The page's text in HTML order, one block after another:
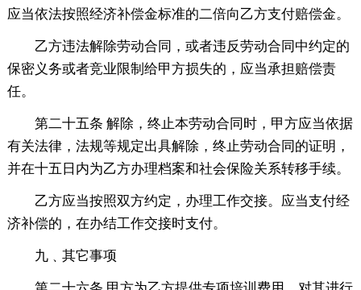
应当依法按照经济补偿金标准的二倍向乙方支付赔偿金。
乙方违法解除劳动合同，或者违反劳动合同中约定的
保密义务或者竞业限制给甲方损失的，应当承担赔偿责
任。
第二十五条 解除，终止本劳动合同时，甲方应当依据
有关法律，法规等规定出具解除，终止劳动合同的证明，
并在十五日内为乙方办理档案和社会保险关系转移手续。
乙方应当按照双方约定，办理工作交接。应当支付经
济补偿的，在办结工作交接时支付。
九﹑其它事项